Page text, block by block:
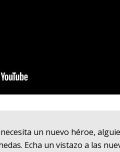
un nuevo héroe,
Echa un vistazo a las